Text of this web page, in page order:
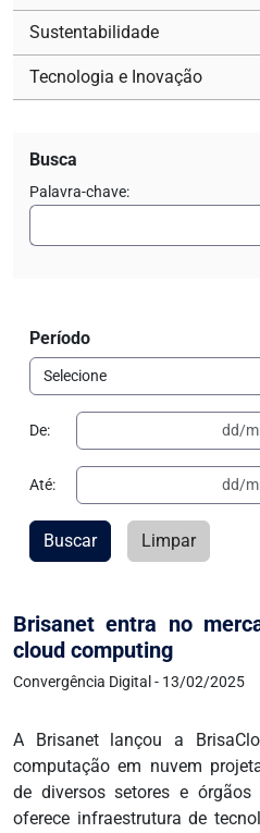
Brisanet entra no
cloud computing
Convergência Digital - 13/02/2025
A Brisanet lançou a
computação em nuvem
de diversos setores e órgãos
oferece infraestrutura de
Sustentabilidade
Tecnologia e Inovação
Busca
Palavra-chave:
Período
De:
Até:
Buscar Limpar